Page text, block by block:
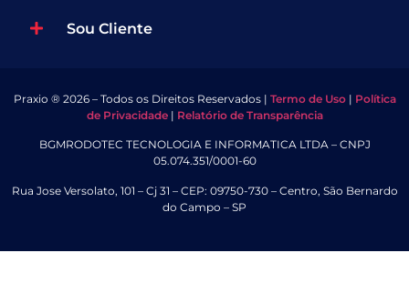
Sou Cliente
Praxio ® 2026 – Todos os Direitos Reservados | Termo de Uso| Política
de Privacidade| Relatório de Transparência
BGMRODOTEC TECNOLOGIA E INFORMATICA LTDA – CNPJ
05.074.351/0001-60
Rua Jose Versolato, 101 – Cj 31 – CEP: 09750-730 – Centro, São Bernardo
do Campo – SP